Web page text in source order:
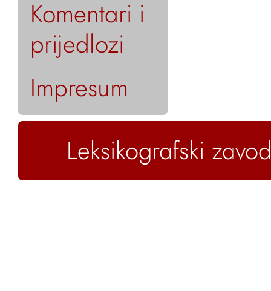
Komentari i
prijedlozi
Impresum
Leksikografski